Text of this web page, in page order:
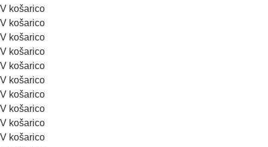
V košarico
V košarico
V košarico
V košarico
V košarico
V košarico
V košarico
V košarico
V košarico
V košarico